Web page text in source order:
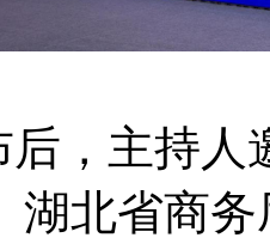
，主持人
湖北省商